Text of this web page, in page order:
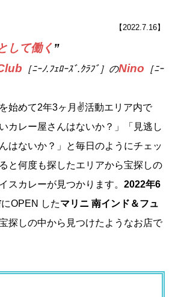
【2022.7.16】
して働く”
［ﾆｰﾉ.ﾌｪﾛｰｽﾞ.ｸﾗﾌﾞ］のNino ［ﾆｰ
始めて2年3ヶ月✌️活動エリア内で
カレー屋さんはないか？」「見逃し
はないか？」と毎日のようにチェッ
と何度も探したエリアから宝探しの
スカレーが見つかります。2022年6
にOPEN したマリニ 南インド＆フュ
探しの中から見つけたようなお店で